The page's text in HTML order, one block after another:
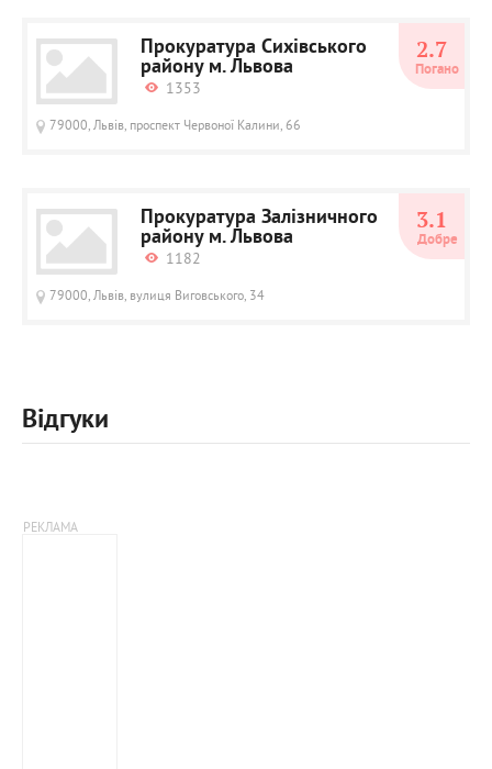
Прокуратура Сихівського
району м. Львова
1353
79000, Львів, проспект Червоної Калини, 66
2.7
Погано
Прокуратура Залізничного
району м. Львова
1182
79000, Львів, вулиця Виговського, 34
3.1
Добре
Відгуки